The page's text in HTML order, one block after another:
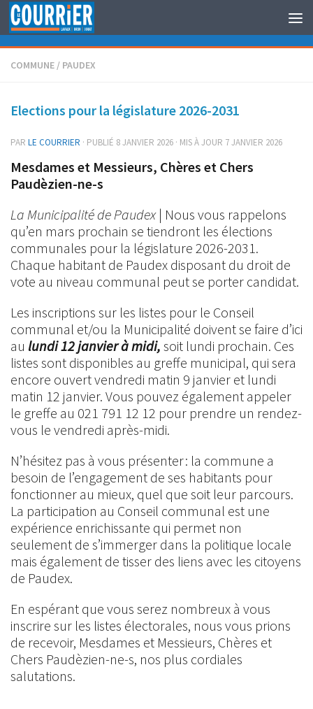
Au dessous du contenu
COMMUNE / PAUDEX
Elections pour la législature 2026-2031
PAR LE COURRIER · PUBLIÉ 8 JANVIER 2026 · MIS À JOUR 7 JANVIER 2026
Mesdames et Messieurs, Chères et Chers
Paudèzien-ne-s
La Municipalité de Paudex| Nous vous rappelons
qu’en mars prochain se tiendront les élections
communales pour la législature 2026-2031.
Chaque habitant de Paudex disposant du droit de
vote au niveau communal peut se porter candidat.
Les inscriptions sur les listes pour le Conseil
communal et/ou la Municipalité doivent se faire d’ici
au lundi 12 janvier à midi, soit lundi prochain. Ces
listes sont disponibles au greffe municipal, qui sera
encore ouvert vendredi matin 9 janvier et lundi
matin 12 janvier. Vous pouvez également appeler
le greffe au 021 791 12 12 pour prendre un rendez-
vous le vendredi après-midi.
N’hésitez pas à vous présenter : la commune a
besoin de l’engagement de ses habitants pour
fonctionner au mieux, quel que soit leur parcours.
La participation au Conseil communal est une
expérience enrichissante qui permet non
seulement de s’immerger dans la politique locale
mais également de tisser des liens avec les citoyens
de Paudex.
En espérant que vous serez nombreux à vous
inscrire sur les listes électorales, nous vous prions
de recevoir, Mesdames et Messieurs, Chères et
Chers Paudèzien-ne-s, nos plus cordiales
salutations.